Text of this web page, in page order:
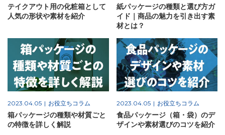
テイクアウト用の化粧箱として
人気の形状や素材を紹介
紙パッケージの種類と選び方ガ
イド｜商品の魅力を引き出す素
材とは？
2023.04.05 お役立ちコラム
箱パッケージの種類や材質ごと
の特徴を詳しく解説
2023.04.05 お役立ちコラム
食品パッケージ（箱・袋）のデ
ザインや素材選びのコツを紹介